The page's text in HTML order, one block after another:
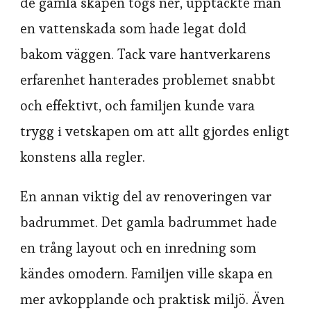
en vattenskada som hade legat dold
bakom väggen. Tack vare hantverkarens
erfarenhet hanterades problemet snabbt
och effektivt, och familjen kunde vara
trygg i vetskapen om att allt gjordes enligt
konstens alla regler.
En annan viktig del av renoveringen var
badrummet. Det gamla badrummet hade
en trång layout och en inredning som
kändes omodern. Familjen ville skapa en
mer avkopplande och praktisk miljö. Även